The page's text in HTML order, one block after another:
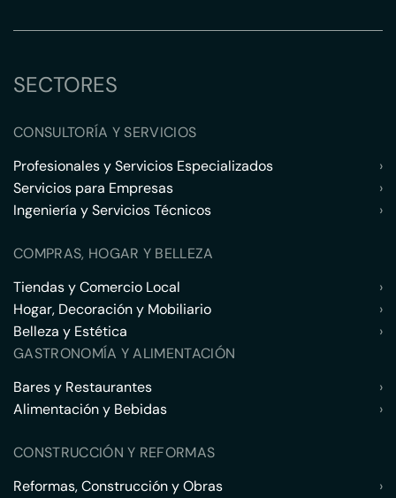
SECTORES
CONSULTORÍA Y SERVICIOS
Profesionales y Servicios Especializados
›
Servicios para Empresas
›
Ingeniería y Servicios Técnicos
›
COMPRAS, HOGAR Y BELLEZA
Tiendas y Comercio Local
›
Hogar, Decoración y Mobiliario
›
Belleza y Estética
›
GASTRONOMÍA Y ALIMENTACIÓN
Bares y Restaurantes
›
Alimentación y Bebidas
›
CONSTRUCCIÓN Y REFORMAS
Reformas, Construcción y Obras
›